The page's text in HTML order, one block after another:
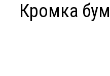
Кромка